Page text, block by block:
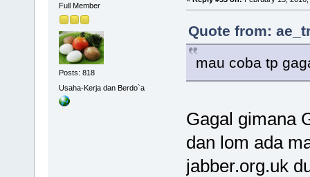
Full Member
Posts: 818
Usaha-Kerja dan Berdo`a
Quote from:
mau coba tp
Gagal gimana
dan lom ada
jabber.org.uk